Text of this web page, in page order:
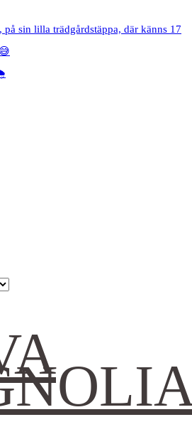
sin lilla trädgårdstäppa, där känns 17